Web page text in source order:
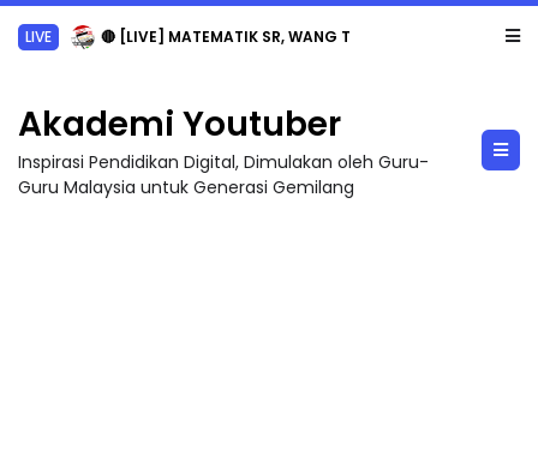
LIVE 🔴 [LIVE] MATEMATIK SR, WANG TAHUN 6 OLEH CIKGU ANITA #ALLINONE #141 #...
Akademi Youtuber
Inspirasi Pendidikan Digital, Dimulakan oleh Guru-
Guru Malaysia untuk Generasi Gemilang